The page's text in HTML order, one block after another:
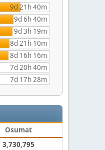
9d 21h 40m
9d 6h 40m
9d 3h 19m
8d 21h 10m
8d 16h 16m
7d 20h 40m
7d 17h 28m
Osumat
3,730,795